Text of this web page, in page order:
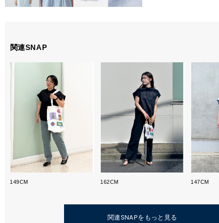
関連SNAP
149CM 162CM 147CM
関連SNAPをもっと見る